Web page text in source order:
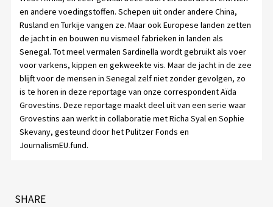
en andere voedingstoffen. Schepen uit onder andere China,
Rusland en Turkije vangen ze. Maar ook Europese landen zetten
de jacht in en bouwen nu vismeel fabrieken in landen als
Senegal. Tot meel vermalen Sardinella wordt gebruikt als voer
voor varkens, kippen en gekweekte vis. Maar de jacht in de zee
blijft voor de mensen in Senegal zelf niet zonder gevolgen, zo
is te horen in deze reportage van onze correspondent Aïda
Grovestins. Deze reportage maakt deel uit van een serie waar
Grovestins aan werkt in collaboratie met Richa Syal en Sophie
Skevany, gesteund door het Pulitzer Fonds en
JournalismEU.fund.
SHARE